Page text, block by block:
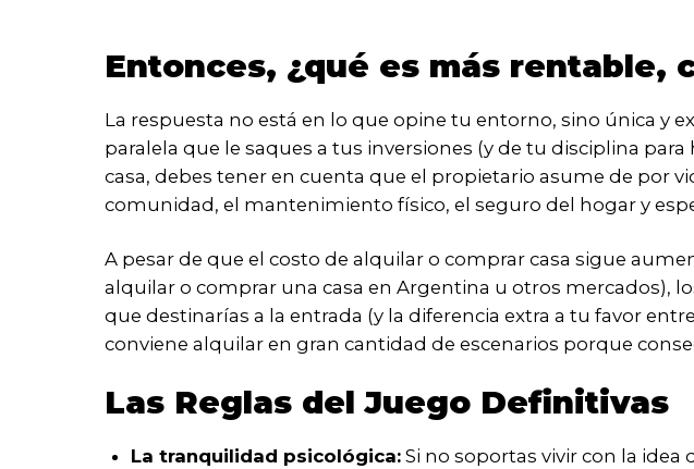
Entonces, ¿qué es más rentable,
La respuesta no está en lo que opine tu entorno, sino única y
paralela que le saques a tus inversiones (y de tu disciplina
casa, debes tener en cuenta que el propietario asume de por
comunidad, el mantenimiento físico, el seguro del hogar y
A pesar de que el costo de alquilar o comprar casa sigue
alquilar o comprar una casa en Argentina u otros mercados),
que destinarías a la entrada (y la diferencia extra a tu favor
conviene alquilar en gran cantidad de escenarios porque
Las Reglas del Juego Definitivas
La tranquilidad psicológica: Si no soportas vivir con la idea